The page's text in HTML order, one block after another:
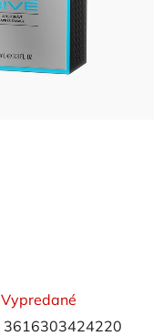
Vypredané
3616303424220